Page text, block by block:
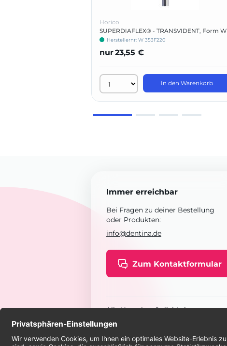
Horico
SUPERDIAFLEX® - TRANSVIDENT, Form W
353 FHerstellernr: W 353F220
nur23,55 €
In den Warenkorb
Immer erreichbar
Bei Fragen zu deiner Bestellung
oder Produkten:
info@dentina.de
Zum Kontaktformular
Alle Kontaktmöglichkeiten